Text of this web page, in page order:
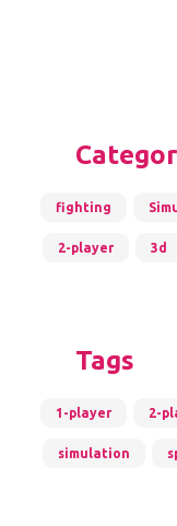
fighting
2-player 3d
Tags
1-player 2-
simulation